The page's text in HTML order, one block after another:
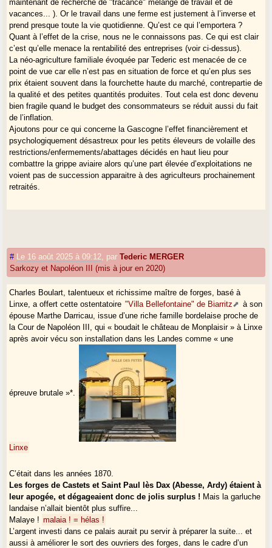
maintenant de recherche de "tracance" mélange de travail et de
vacances... ). Or le travail dans une ferme est justement à l’inverse et
prend presque toute la vie quotidienne. Qu’est ce qui l’emportera ?
Quant à l’effet de la crise, nous ne le connaissons pas. Ce qui est clair
c’est qu’elle menace la rentabilité des entreprises (voir ci-dessus).
La néo-agriculture familiale évoquée par Tederic est menacée de ce
point de vue car elle n’est pas en situation de force et qu’en plus ses
prix étaient souvent dans la fourchette haute du marché, contrepartie de
la qualité et des petites quantités produites. Tout cela est donc devenu
bien fragile quand le budget des consommateurs se réduit aussi du fait
de l’inflation.
Ajoutons pour ce qui concerne la Gascogne l’effet financièrement et
psychologiquement désastreux pour les petits éleveurs de volaille des
restrictions/enfermements/abattages décidés en haut lieu pour
combattre la grippe aviaire alors qu’une part élevée d’exploitations ne
voient pas de succession apparaitre à des agriculteurs prochainement
retraités.
# Le 16 août 2025 à 09:12 parTederic MERGER
Sarkozy et Napoléon III (mis à jour en 2020)
Charles Boulart, talentueux et richissime maître de forges, basé à
Linxe, a offert cette ostentatoire "Villa Bellefontaine" de Biarritz
à son
épouse Marthe Darricau, issue d’une riche famille bordelaise proche de
la Cour de Napoléon III, qui « boudait le château de Monplaisir » à Linxe
après avoir vécu son installation dans les Landes comme « une
épreuve brutale »*.
Linxe
C’était dans les années 1870.
Les forges de Castets et Saint Paul lès Dax (Abesse, Ardy) étaient à
leur apogée, et dégageaient donc de jolis surplus ! Mais la garluche
landaise n’allait bientôt plus suffire...
Malaye ! malaia ! = hélas !
L’argent investi dans ce palais aurait pu servir à préparer la suite... et
aussi à améliorer le sort des ouvriers des forges, dans le cadre d’un